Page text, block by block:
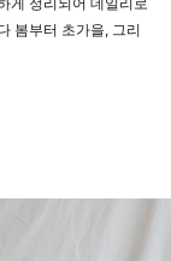
봄부터 초가을, 그리